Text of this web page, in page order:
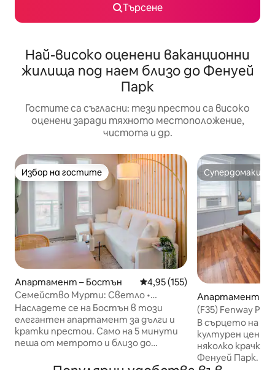
Търсене
Най-високо оценени ваканционни
жилища под наем близо до Фенуей
Парк
Гостите са съгласни: тези престои са високо
оценени заради тяхното местоположение,
чистота и др.
Избор на гостите
Избор на гостите
Апартамент – Бостън Средна оценка: 4,95 от 5,
4,95 (155)
Семейство Мурти: Светло •
Безупречно • С пералня/сушилня
Насладете се на Бостън в този
елегантен апартамент за дълги и
кратки престои. Само на 5 минути
пеша от метрото и близо до
да се насладите на целия Бостън.
Супердомакин
Супердомакин
Апартамент –
(F35) Fenway
легла.
В сърцето на 🏟️
културен
няколко крачки
Фенуей Парк.